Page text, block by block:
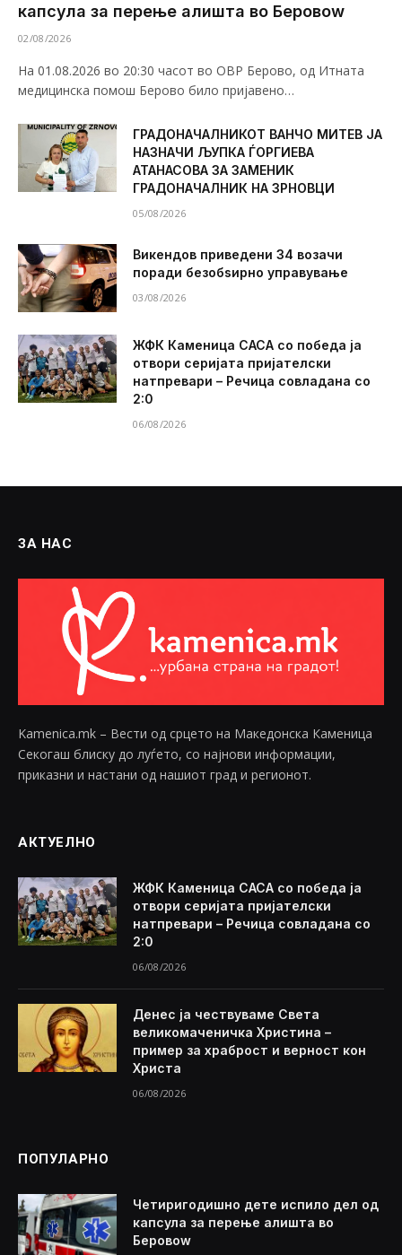
капсула за перење алишта во Беровоw
02/08/2026
На 01.08.2026 во 20:30 часот во ОВР Берово, од Итната
медицинска помош Берово било пријавено…
ГРАДОНАЧАЛНИКОТ ВАНЧО МИТЕВ ЈА
НАЗНАЧИ ЉУПКА ЃОРГИЕВА
АТАНАСОВА ЗА ЗАМЕНИК
ГРАДОНАЧАЛНИК НА ЗРНОВЦИ
05/08/2026
Викендов приведени 34 возачи
поради безобѕирно управување
03/08/2026
ЖФК Каменица САСА со победа ја
отвори серијата пријателски
натпревари – Речица совладана со
2:0
06/08/2026
ЗА НАС
Kamenica.mk – Вести од срцето на Македонска Каменица
Секогаш блиску до луѓето, со најнови информации,
приказни и настани од нашиот град и регионот.
АКТУЕЛНО
ЖФК Каменица САСА со победа ја
отвори серијата пријателски
натпревари – Речица совладана со
2:0
06/08/2026
Денес ја чествуваме Света
великомаченичка Христина –
пример за храброст и верност кон
Христа
06/08/2026
ПОПУЛАРНО
Четиригодишно дете испило дел од
капсула за перење алишта во
Беровоw